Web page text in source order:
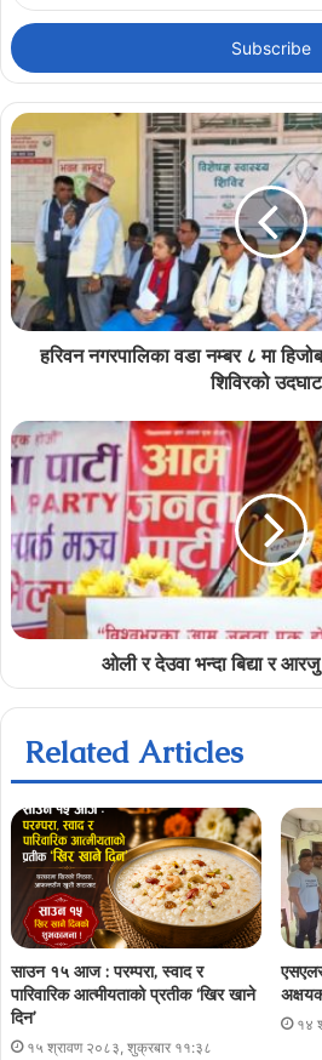
Email
address
हरिवन नगरपालिका वडा नम्बर ८ मा
शिविरको
ओली र देउवा भन्दा बिद्या र
Related Articles
साउन १५ आज : परम्परा, स्वाद र
पारिवारिक आत्मीयताको प्रतीक ‘खिर खाने
दिन’
१५ श्रावण २०८३, शुक्रबार ११:३८
१४